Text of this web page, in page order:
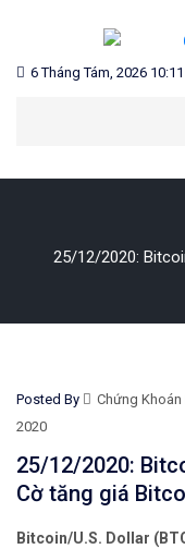
content
CHỨNG
Blog chia sẻ về Chứng
6 Tháng Tám, 2026
25/12/2020:
Posted By Chứng Khoán
2020
25/12/2020:
Cờ tăng giá
Bitcoin/U.S. Dollar